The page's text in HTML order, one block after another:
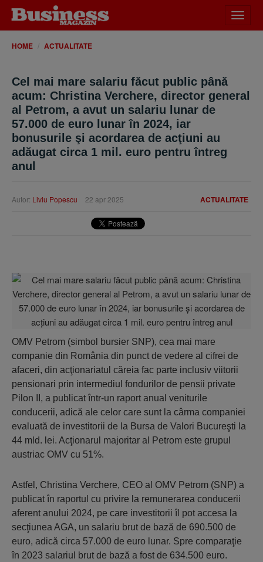
meniu
HOME ACTUALITATE
Cel mai mare salariu făcut public până
acum: Christina Verchere, director general
al Petrom, a avut un salariu lunar de
57.000 de euro lunar în 2024, iar
bonusurile şi acordarea de acţiuni au
adăugat circa 1 mil. euro pentru întreg
anul
ACTUALITATE
Autor: Liviu Popescu 22 apr 2025
OMV Petrom (simbol bursier SNP), cea mai mare
companie din România din punct de vedere al cifrei de
afaceri, din acţionariatul căreia fac parte inclusiv viitorii
pensionari prin intermediul fondurilor de pensii private
Pilon II, a publicat într-un raport anual veniturile
conducerii, adică ale celor care sunt la cârma companiei
evaluată de investitorii de la Bursa de Valori Bucureşti la
44 mld. lei. Acţionarul majoritar al Petrom este grupul
austriac OMV cu 51%.
Astfel, Christina Verchere, CEO al OMV Petrom (SNP) a
publicat în raportul cu privire la remunerarea conducerii
aferent anului 2024, pe care investitorii îl pot accesa la
secţiunea AGA, un salariu brut de bază de 690.500 de
euro, adică circa 57.000 de euro lunar. Spre comparaţie
în 2023 salariul brut de bază a fost de 634.500 euro.